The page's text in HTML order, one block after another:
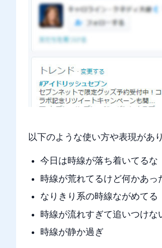
以下のような使い方や表現があ
今日は時線が落ち着いてるな
時線が荒れてるけど何かあっ
なりきり系の時線ながめてる
時線が流れすぎて追いつけな
時線が静か過ぎ